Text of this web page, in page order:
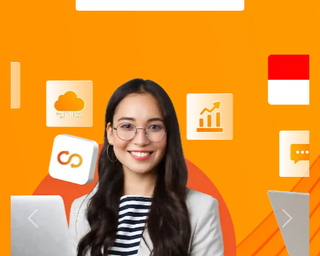
Previous Next